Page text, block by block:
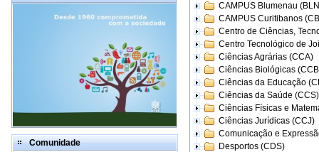
Comunidade
CAMPUS Blumenau
CAMPUS Curitibanos
Centro de Ciências,
Centro Tecnológico de
Ciências Agrárias (CCA)
Ciências Biológicas
Ciências da Educação
Ciências da Saúde (CCS)
Ciências Físicas e
Ciências Jurídicas (CCJ)
Comunicação e
Desportos (CDS)